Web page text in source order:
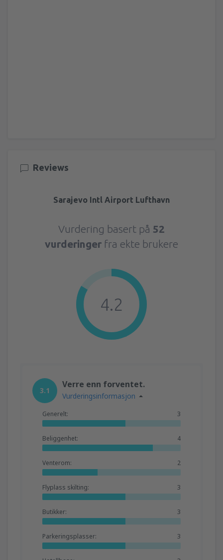
Reviews
Sarajevo Intl Airport Lufthavn
Vurdering basert på 52
vurderinger fra ekte brukere
4.2
3.1
Verre enn forventet.
Vurderingsinformasjon
Generelt: 3
Beliggenhet: 4
Venterom: 2
Flyplass skilting: 3
Butikker: 3
Parkeringsplasser: 3